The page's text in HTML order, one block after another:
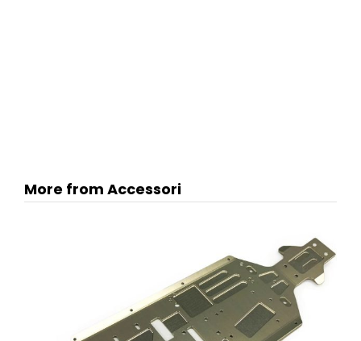
More from Accessori